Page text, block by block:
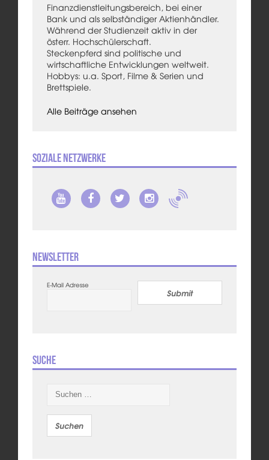
Finanzdienstleitungsbereich, bei einer
Bank und als selbständiger Aktienhändler.
Während der Studienzeit aktiv in der
österr. Hochschülerschaft.
Steckenpferd sind politische und
wirtschaftliche Entwicklungen weltweit.
Hobbys: u.a. Sport, Filme & Serien und
Brettspiele.
Alle Beiträge ansehen
Soziale Netzwerke
Newsletter
E-Mail Adresse
Submit
Suche
nach: